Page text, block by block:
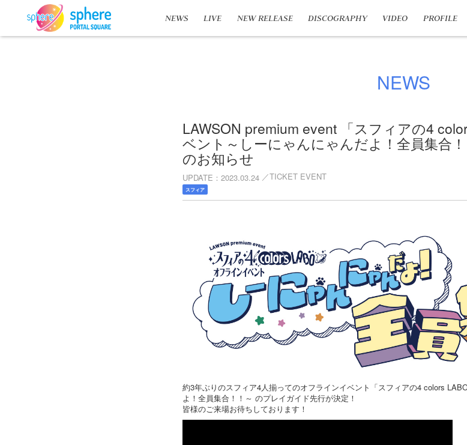
NEWS LIVE NEW RELEASE DISCOGRAPHY VIDEO PROFILE
NEWS
LAWSON premium event 「スフィアの4
ベント～しーにゃんにゃんだよ！全員集合
のお知らせ
UPDATE 2023.03.24 TICKET EVENT
スフィア
約3年ぶりのスフィア4人揃ってのオフラインイベント「スフィアの4 colors
よ！全員集合！！～ のプレイガイド先行が決定！
皆様のご来場お待ちしております！